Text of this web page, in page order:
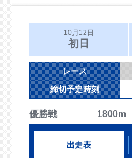
10月12日
初日
レース
締切予定時刻
優勝戦 1800m
出走表